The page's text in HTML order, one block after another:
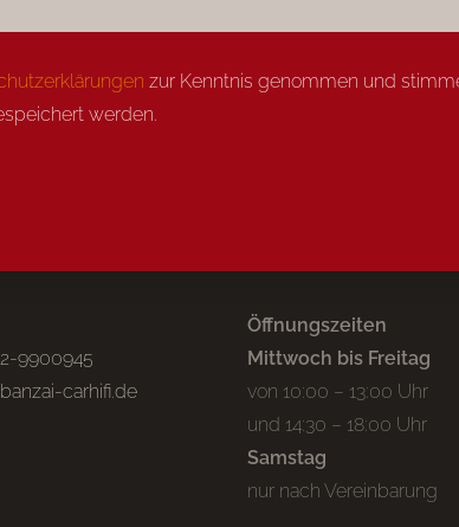
zur Kenntnis genommen und
werden.
9900945
carhifi.de
Öffnungszeiten
Mittwoch bis Freitag
von 10:00 – 13:00 Uhr
und 14:30 – 18:00 Uhr
Samstag
nur nach Vereinbarung